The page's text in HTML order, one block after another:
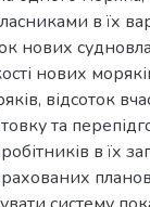
в їх
нових
нових
відсоток
та
в їх